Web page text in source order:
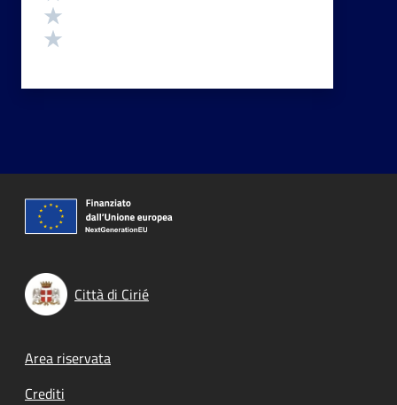
Città di Cirié
Footer menu
Area riservata
Crediti